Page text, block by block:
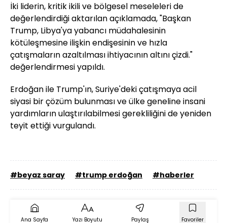
İki liderin, kritik ikili ve bölgesel meseleleri de
değerlendirdiği aktarılan açıklamada, "Başkan
Trump, Libya'ya yabancı müdahalesinin
kötüleşmesine ilişkin endişesinin ve hızla
çatışmaların azaltılması ihtiyacının altını çizdi."
değerlendirmesi yapıldı.
Erdoğan ile Trump'ın, Suriye'deki çatışmaya acil
siyasi bir çözüm bulunması ve ülke geneline insani
yardımların ulaştırılabilmesi gerekliliğini de yeniden
teyit ettiği vurgulandı.
#beyaz saray #trump erdoğan #haberler
Ana Sayfa Yazı Boyutu Paylaş Favoriler